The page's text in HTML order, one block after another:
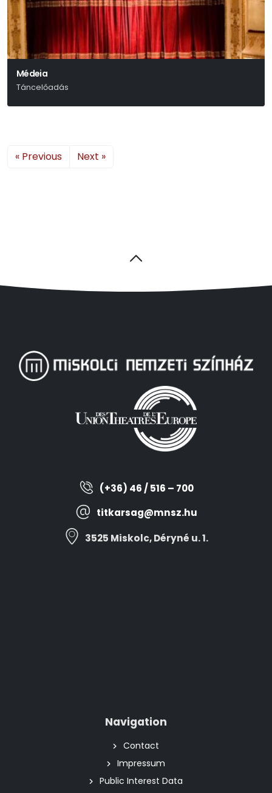
Médeia
Táncelőadás
« Previous Next »
(+36) 46 / 516 – 700
titkarsag@mnsz.hu
3525 Miskolc, Déryné u. 1.
Navigation
Contact
Impressum
Public Interest Data